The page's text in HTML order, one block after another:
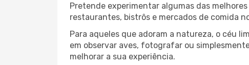
Pretende experimentar algumas das
restaurantes, bistrôs e mercados de comida
Para aqueles que adoram a natureza, o céu
em observar aves, fotografar ou
melhorar a sua experiência.